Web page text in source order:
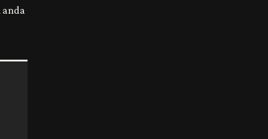
anda